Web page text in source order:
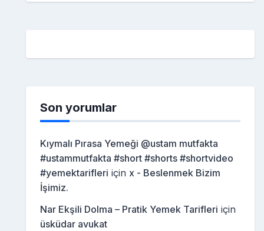
Son yorumlar
Kıymalı Pırasa Yemeği @ustam mutfakta
#ustammutfakta #short #shorts #shortvideo
#yemektarifleri için x - Beslenmek Bizim
İşimiz.
Nar Ekşili Dolma – Pratik Yemek Tarifleri için
üsküdar avukat